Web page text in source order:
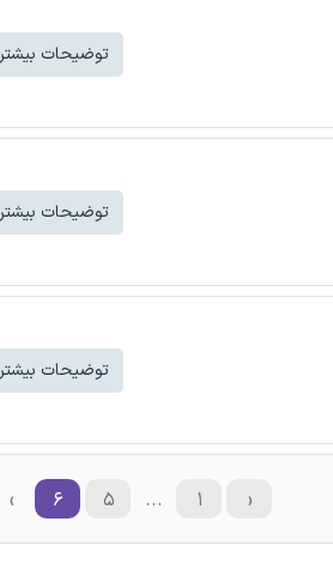
توضیحات بیشتر
توضیحات بیشتر
توضیحات بیشتر
‹ ۱ ... ۵ ۶ ›